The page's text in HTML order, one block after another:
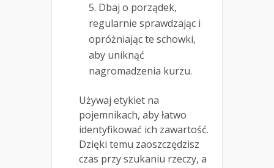
Dbaj o porządek,
regularnie sprawdzając i
opróżniając te schowki,
aby uniknąć
nagromadzenia kurzu.
Używaj etykiet na
pojemnikach, aby łatwo
identyfikować ich zawartość.
Dzięki temu zaoszczędzisz
czas przy szukaniu rzeczy, a